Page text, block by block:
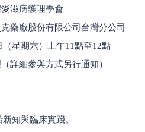
滋病護理學會
藥廠股份有限公司台灣分公司
星期六）上午11點至12點
詳細參與方式另行通知）
知與臨床實踐。